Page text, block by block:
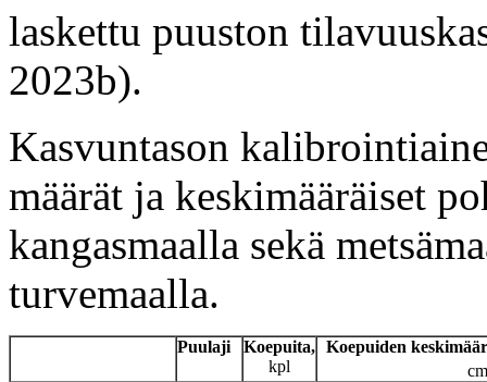
laskettu puuston
2023b).
Kasvuntason
määrät ja keskimääräiset
kangasmaalla sekä
turvemaalla.
Puulaji
Koepuita,
kpl
Koepuiden
cm